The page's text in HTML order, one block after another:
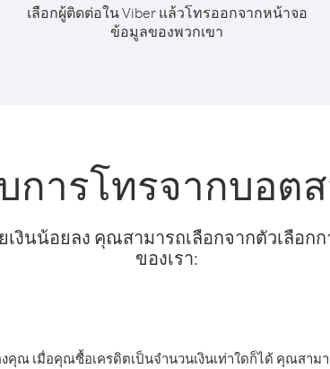
เลือกผู้ติดต่อใน Viber แล้วโทรออกจากหน้าจอ
ข้อมูลของพวกเขา
การโทรจากบอต
งินน้อยลง คุณสามารถเลือกจากตัวเลือก
ของเรา:
งคุณ เมื่อคุณซื้อเครดิตเป็นจำนวนเงินเท่าใดก็ได้ คุณสา